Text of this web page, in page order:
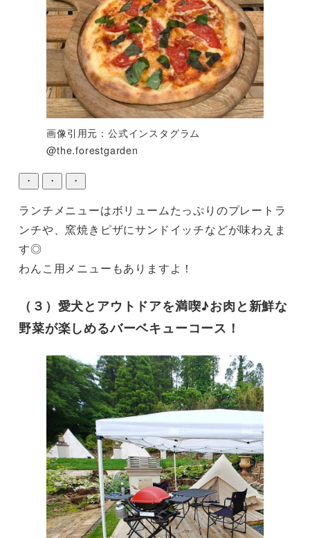
画像引用元：公式インスタグラム
@the.forestgarden
・ ・ ・
ランチメニューはボリュームたっぷりのプレートラ
ンチや、窯焼きピザにサンドイッチなどが味わえま
す◎
わんこ用メニューもありますよ！
（３）愛犬とアウトドアを満喫♪お肉と新鮮な
野菜が楽しめるバーベキューコース！